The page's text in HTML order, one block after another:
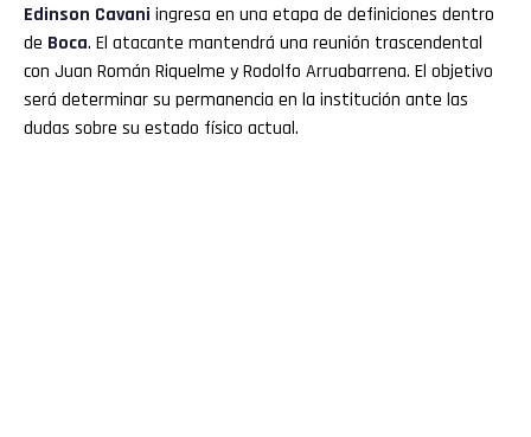
Edinson Cavani ingresa en una etapa de definiciones dentro
de Boca. El atacante mantendrá una reunión trascendental
con Juan Román Riquelme y Rodolfo Arruabarrena. El objetivo
será determinar su permanencia en la institución ante las
dudas sobre su estado físico actual.